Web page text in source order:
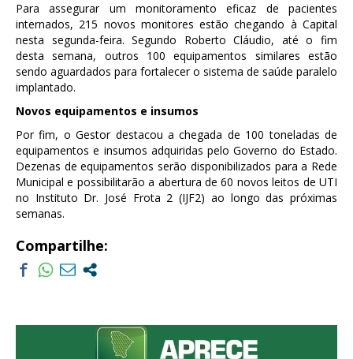
Para assegurar um monitoramento eficaz de pacientes
internados, 215 novos monitores estão chegando à Capital
nesta segunda-feira. Segundo Roberto Cláudio, até o fim
desta semana, outros 100 equipamentos similares estão
sendo aguardados para fortalecer o sistema de saúde paralelo
implantado.
Novos equipamentos e insumos
Por fim, o Gestor destacou a chegada de 100 toneladas de
equipamentos e insumos adquiridas pelo Governo do Estado.
Dezenas de equipamentos serão disponibilizados para a Rede
Municipal e possibilitarão a abertura de 60 novos leitos de UTI
no Instituto Dr. José Frota 2 (IJF2) ao longo das próximas
semanas.
Compartilhe: